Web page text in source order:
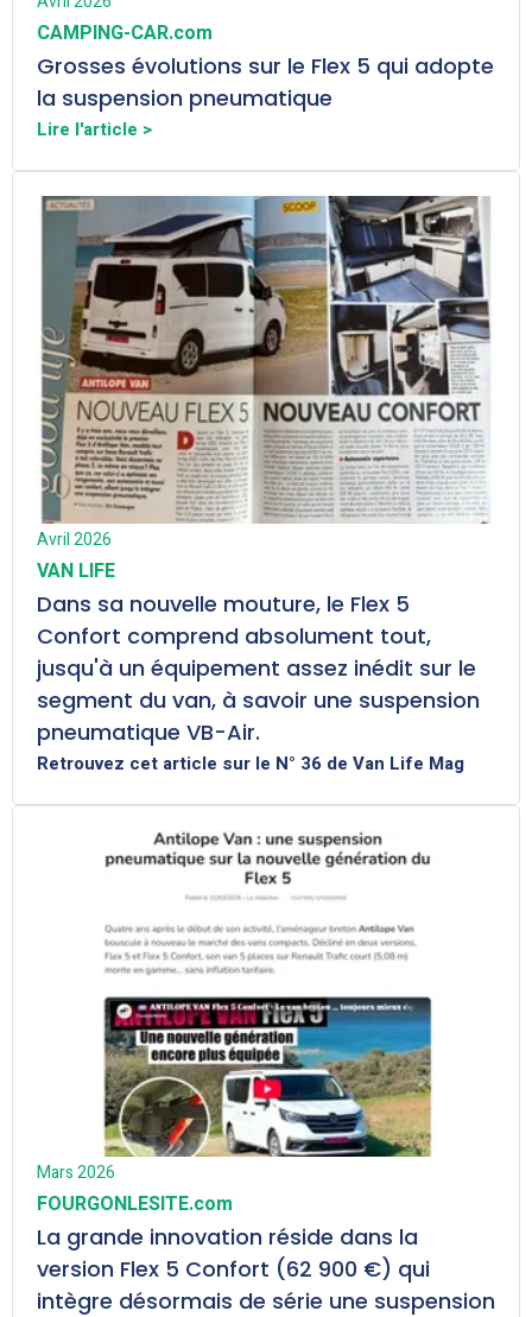
CAMPING-CAR.com
Grosses évolutions sur le Flex 5 qui adopte
la suspension pneumatique
Lire l'article >
Avril 2026
VAN LIFE
Dans sa nouvelle mouture, le Flex 5
Confort comprend absolument tout,
jusqu'à un équipement assez inédit sur le
segment du van, à savoir une suspension
pneumatique VB-Air.
Retrouvez cet article sur le N° 36 de Van Life Mag
Mars 2026
FOURGONLESITE.com
La grande innovation réside dans la
version Flex 5 Confort (62 900 €) qui
intègre désormais de série une suspension